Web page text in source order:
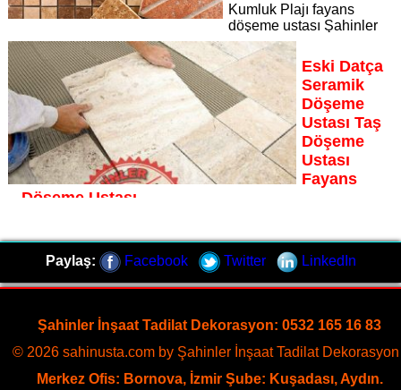
Kumluk Plajı fayans
döşeme ustası Şahinler
İnşaat Dekorasyon, zeminlerinizi sanat eseri gibi işleyen
uzman kadrosuyla Kumluk Plajı bölgesine özel hizmet
sunuyor
Sayfaya Git
Eski Datça
Seramik
Döşeme
Ustası Taş
Döşeme
Ustası
Fayans
Döşeme Ustası
Dekorasyon, zeminlerinizi sanat eseri gibi işleyen uzman
kadrosuyla Eski Datça bölgesine özel hizmet sunuyor
Sayfaya Git
Paylaş: Facebook Twitter LinkedIn
Şahinler İnşaat Tadilat Dekorasyon: 0532 165 16 83
© 2026 sahinusta.com by Şahinler İnşaat Tadilat
Merkez Ofis: Bornova, İzmir Şube: Kuşadası, Aydın.